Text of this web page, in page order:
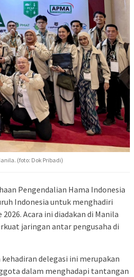
(foto: Dok Pribadi)
Pengendalian Hama Indonesia
Indonesia untuk menghadiri
Acara ini diadakan di Manila
jaringan antar pengusaha di
delegasi ini merupakan
dalam menghadapi tantangan